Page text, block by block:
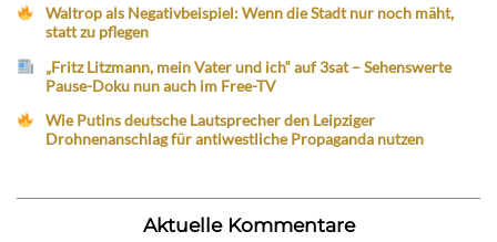
Waltrop als Negativbeispiel: Wenn die Stadt nur noch mäht,
statt zu pflegen
„Fritz Litzmann, mein Vater und ich“ auf 3sat – Sehenswerte
Pause-Doku nun auch im Free-TV
Wie Putins deutsche Lautsprecher den Leipziger
Drohnenanschlag für antiwestliche Propaganda nutzen
Aktuelle Kommentare